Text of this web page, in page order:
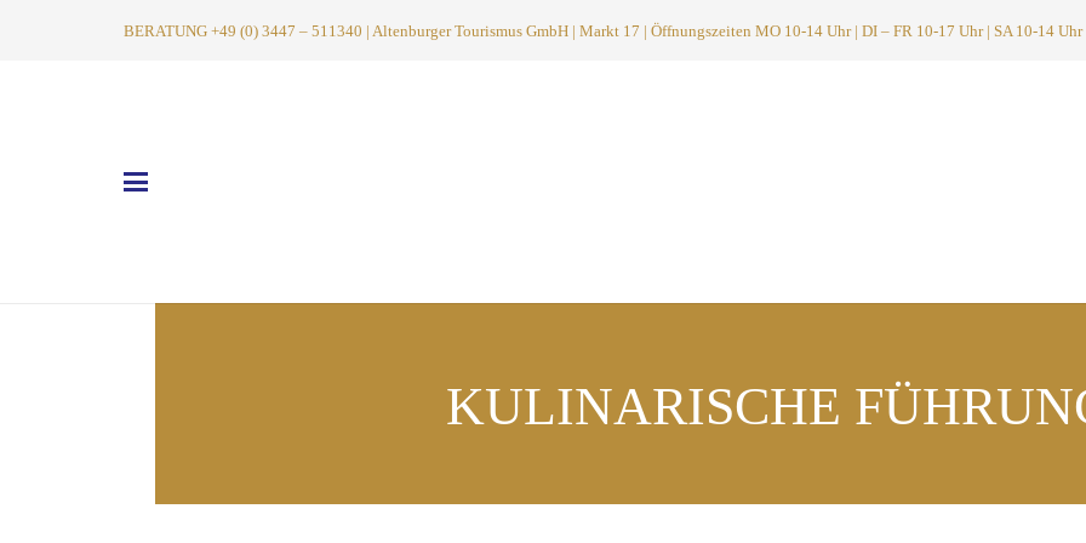
BERATUNG +49 (0) 3447 – 511340 | Altenburger Tourismus GmbH | Markt 17 | Öffnungszeiten MO 10-14 Uhr | DI – FR 10-17 Uhr | SA 10-14 Uhr
KULINARISCHE